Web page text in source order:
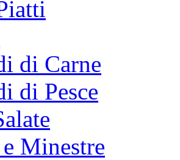
di Carne
di Pesce
Minestre